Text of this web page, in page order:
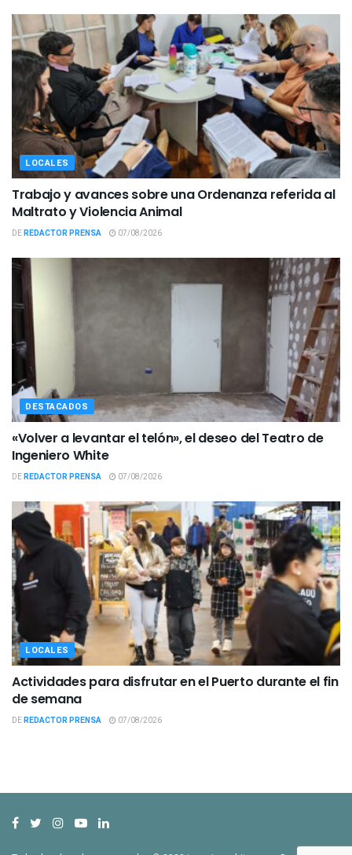
LOCALES
Trabajo y avances sobre una Ordenanza referida al
Maltrato y Violencia Animal
DEREDACTOR PRENSA 07/08/2026
DESTACADOS
«Volver a levantar el telón», el deseo del Teatro de
Ingeniero White
DEREDACTOR PRENSA 07/08/2026
LOCALES
Actividades para disfrutar en el Puerto durante el fin
de semana
DEREDACTOR PRENSA 07/08/2026